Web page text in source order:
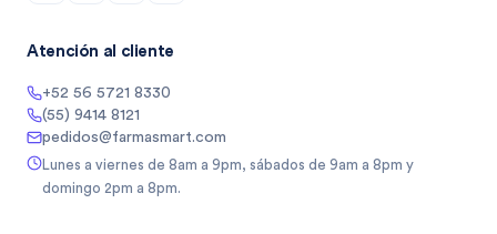
Atención al cliente
+52 56 5721 8330
(55) 9414 8121
pedidos@farmasmart.com
Lunes a viernes de 8am a 9pm, sábados de 9am a 8pm y
domingo 2pm a 8pm.